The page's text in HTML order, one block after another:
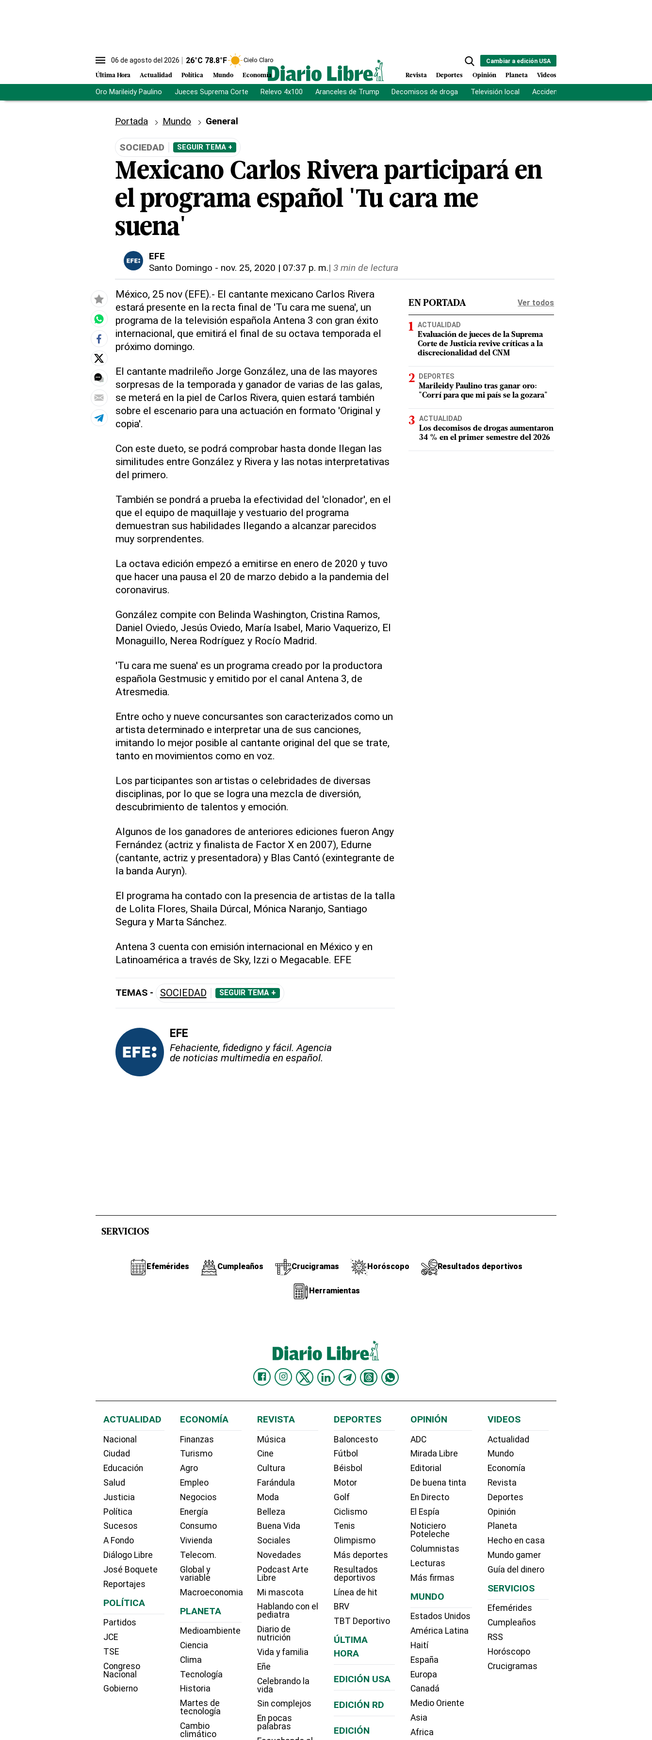
06 de agosto del 2026 26°C 78.8°F Cielo Claro
Última Hora Actualidad Política Mundo Economía
Cambiar a edición USA
Revista Deportes Opinión Planeta Videos
Oro Marileidy Paulino Jueces Suprema Corte Relevo 4x100 Aranceles de Trump Decomisos de droga Televisión local Accidente Los Ríos
Portada Mundo General
SOCIEDAD SEGUIR TEMA +
Mexicano Carlos Rivera participará en
el programa español 'Tu cara me
suena'
EFE
Santo Domingo - nov. 25, 2020 | 07:37 p. m.| 3 min de lectura
México, 25 nov (EFE).- El cantante mexicano Carlos Rivera
estará presente en la recta final de 'Tu cara me suena', un
programa de la televisión española Antena 3 con gran éxito
internacional, que emitirá el final de su octava temporada el
próximo domingo.
El cantante madrileño Jorge González, una de las mayores
sorpresas de la temporada y ganador de varias de las galas,
se meterá en la piel de Carlos Rivera, quien estará también
sobre el escenario para una actuación en formato 'Original y
copia'.
Con este dueto, se podrá comprobar hasta donde llegan las
similitudes entre González y Rivera y las notas interpretativas
del primero.
También se pondrá a prueba la efectividad del 'clonador', en el
que el equipo de maquillaje y vestuario del programa
demuestran sus habilidades llegando a alcanzar parecidos
muy sorprendentes.
La octava edición empezó a emitirse en enero de 2020 y tuvo
que hacer una pausa el 20 de marzo debido a la pandemia del
coronavirus.
González compite con Belinda Washington, Cristina Ramos,
Daniel Oviedo, Jesús Oviedo, María Isabel, Mario Vaquerizo, El
Monaguillo, Nerea Rodríguez y Rocío Madrid.
'Tu cara me suena' es un programa creado por la productora
española Gestmusic y emitido por el canal Antena 3, de
Atresmedia.
Entre ocho y nueve concursantes son caracterizados como un
artista determinado e interpretar una de sus canciones,
imitando lo mejor posible al cantante original del que se trate,
tanto en movimientos como en voz.
Los participantes son artistas o celebridades de diversas
disciplinas, por lo que se logra una mezcla de diversión,
descubrimiento de talentos y emoción.
Algunos de los ganadores de anteriores ediciones fueron Angy
Fernández (actriz y finalista de Factor X en 2007), Edurne
(cantante, actriz y presentadora) y Blas Cantó (exintegrante de
la banda Auryn).
El programa ha contado con la presencia de artistas de la talla
de Lolita Flores, Shaila Dúrcal, Mónica Naranjo, Santiago
Segura y Marta Sánchez.
Antena 3 cuenta con emisión internacional en México y en
Latinoamérica a través de Sky, Izzi o Megacable. EFE
TEMAS - SOCIEDAD SEGUIR TEMA +
EFE
Fehaciente, fidedigno y fácil. Agencia
de noticias multimedia en español.
EN PORTADA Ver todos
ACTUALIDAD
Evaluación de jueces de la Suprema
Corte de Justicia revive críticas a la
discrecionalidad del CNM
DEPORTES
Marileidy Paulino tras ganar oro:
"Corrí para que mi país se la gozara"
ACTUALIDAD
Los decomisos de drogas aumentaron
34 % en el primer semestre del 2026
SERVICIOS
Efemérides Cumpleaños Crucigramas Horóscopo Resultados deportivos
Herramientas
ACTUALIDAD
Nacional
Ciudad
Educación
Salud
Justicia
Política
Sucesos
A Fondo
Diálogo Libre
José Boquete
Reportajes
POLÍTICA
Partidos
JCE
TSE
Congreso
Nacional
Gobierno
ECONOMÍA
Finanzas
Turismo
Agro
Empleo
Negocios
Energía
Consumo
Vivienda
Telecom.
Global y
variable
Macroeconomia
PLANETA
Medioambiente
Ciencia
Clima
Tecnología
Historia
Martes de
tecnología
Cambio
climático
REVISTA
Música
Cine
Cultura
Farándula
Moda
Belleza
Buena Vida
Sociales
Novedades
Podcast Arte
Libre
Mi mascota
Hablando con el
pediatra
Diario de
nutrición
Vida y familia
Eñe
Celebrando la
vida
Sin complejos
En pocas
palabras
DEPORTES
Baloncesto
Fútbol
Béisbol
Motor
Golf
Ciclismo
Tenis
Olimpismo
Más deportes
Resultados
deportivos
Línea de hit
BRV
TBT Deportivo
ÚLTIMA
HORA
EDICIÓN USA
EDICIÓN RD
EDICIÓN
OPINIÓN
ADC
Mirada Libre
Editorial
De buena tinta
En Directo
El Espía
Noticiero
Poteleche
Columnistas
Lecturas
Más firmas
MUNDO
Estados Unidos
América Latina
Haití
España
Europa
Canadá
Medio Oriente
Asia
Africa
VIDEOS
Actualidad
Mundo
Economía
Revista
Deportes
Opinión
Planeta
Hecho en casa
Mundo gamer
Guía del dinero
SERVICIOS
Efemérides
Cumpleaños
RSS
Horóscopo
Crucigramas